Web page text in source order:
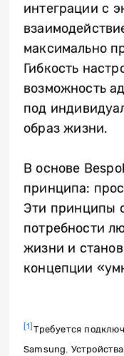
интеграции с
максимально
Гибкость
возможность
под
образ жизни.
В основе
принципа:
Эти принципы
потребности
жизни и
концепции
[1] Требуется
Samsung.